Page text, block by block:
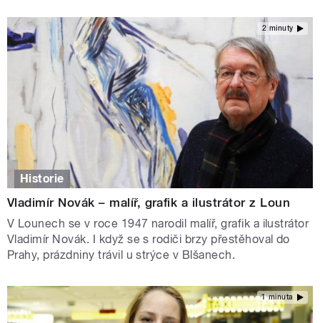
2 minuty
Historie
Vladimír Novák – malíř, grafik a ilustrátor z Loun
V Lounech se v roce 1947 narodil malíř, grafik a ilustrátor
Vladimír Novák. I když se s rodiči brzy přestěhoval do
Prahy, prázdniny trávil u strýce v Blšanech.
1 minuta